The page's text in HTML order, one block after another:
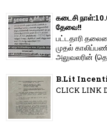
கடைசி
தேவை!!
பட்டதாரி
முதல்
அலுவலரின்
B.Lit
CLICK LINK